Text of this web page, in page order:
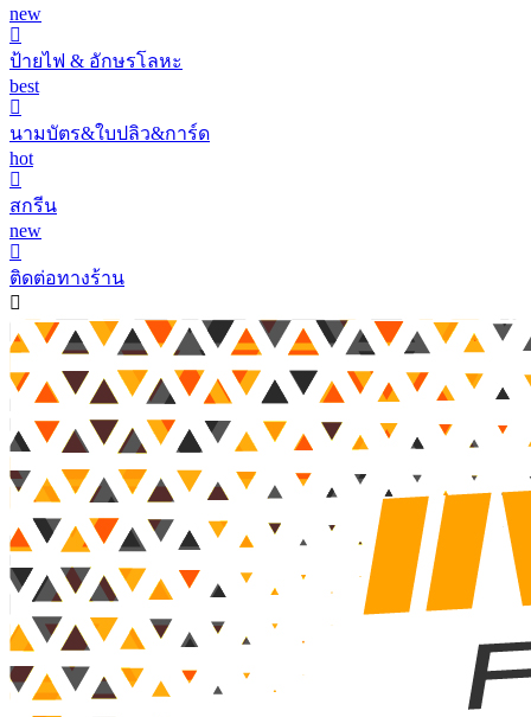
new
ป้ายไฟ & อักษรโลหะ
best
นามบัตร&ใบปลิว&การ์ด
hot
สกรีน
new
ติดต่อทางร้าน